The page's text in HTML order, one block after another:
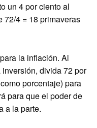
un 4 por ciento al
72/4 = 18 primaveras
la inflación. Al
divida 72 por
porcentaje) para
para que el poder de
a la parte.